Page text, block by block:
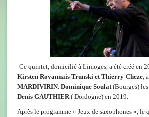
Ce quintet, domicilié à Limoges, a été créé en
Kirsten Royannais Trunski et Thierry Cheze,
MARDIVIRIN. Dominique Soulat(Bourges)
Denis GAUTHIER( Dordogne) en 2019.
Après le programme « Jeux de saxophones », le